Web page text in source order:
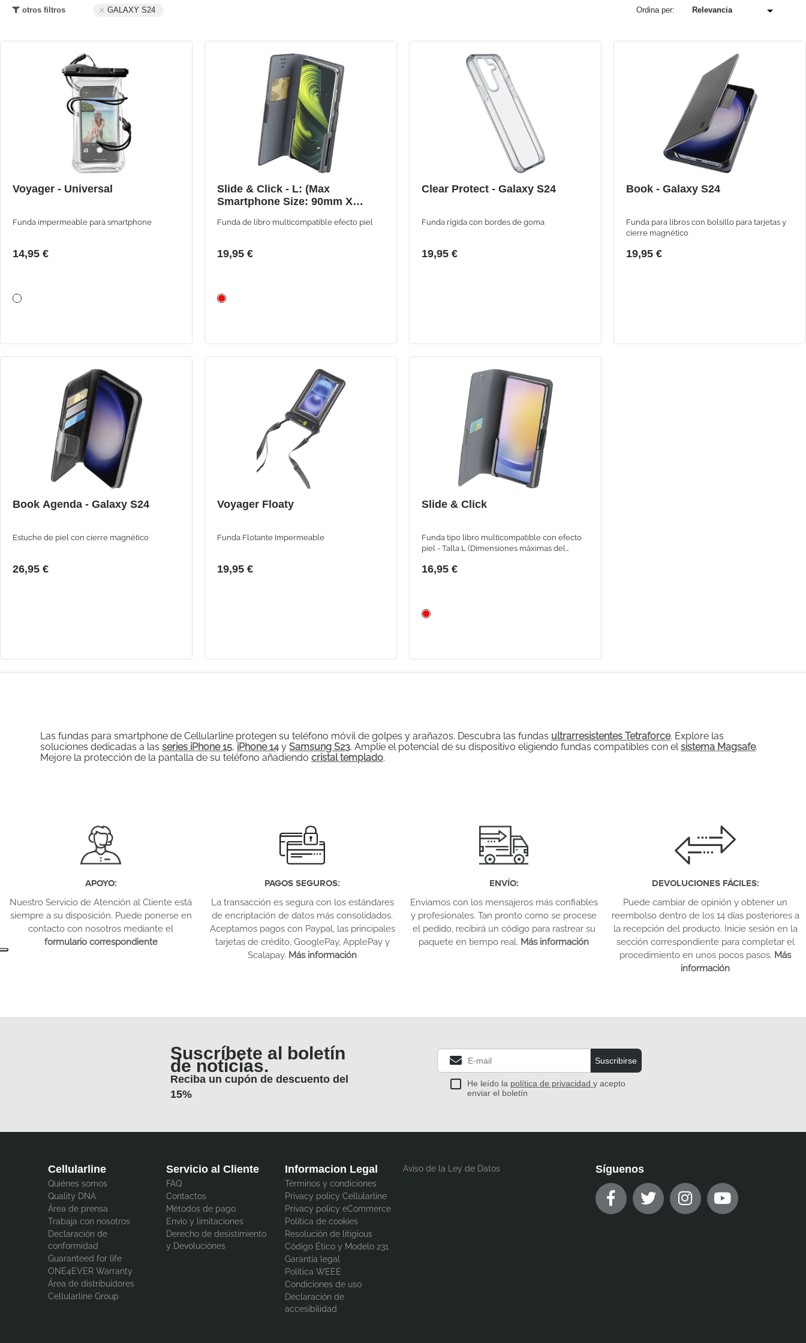
otros filtros GALAXY S24 Ordina per:
Voyager - Universal
Funda impermeable para smartphone
14,95 €
Slide & Click - L: (Max
Smartphone Size: 90mm X
Funda de libro multicompatible efecto piel
19,95 €
Clear Protect - Galaxy S24
Funda rígida con bordes de goma
19,95 €
Book - Galaxy S24
Funda para libros con bolsillo para tarjetas y
cierre magnético
19,95 €
Book Agenda - Galaxy S24
Estuche de piel con cierre magnético
26,95 €
Voyager Floaty
Funda Flotante Impermeable
19,95 €
Slide & Click
Funda tipo libro multicompatible con efecto
piel - Talla L (Dimensiones máximas del
16,95 €
Las fundas para smartphone de Cellularline protegen su teléfono móvil de golpes y arañazos. Descubra las fundas ultrarresistentes Tetraforce. Explore las
soluciones dedicadas a lasseries iPhone 15, iPhone 14 ySamsung S23. Amplíe el potencial de su dispositivo eligiendo fundas compatibles con elsistema Magsafe.
Mejore la protección de la pantalla de su teléfono añadiendocristal templado.
APOYO:
Nuestro Servicio de Atención al Cliente está
siempre a su disposición. Puede ponerse en
contacto con nosotros mediante el
formulario correspondiente
PAGOS SEGUROS:
La transacción es segura con los estándares
de encriptación de datos más consolidados.
Aceptamos pagos con Paypal, las principales
tarjetas de crédito, GooglePay, ApplePay y
Scalapay. Más información
ENVÍO:
Enviamos con los mensajeros más confiables
y profesionales. Tan pronto como se procese
el pedido, recibirá un código para rastrear su
paquete en tiempo real. Más información
DEVOLUCIONES FÁCILES:
Puede cambiar de opinión y obtener un
reembolso dentro de los 14 días posteriores a
la recepción del producto. Inicie sesión en la
sección correspondiente para completar el
procedimiento en unos pocos pasos. Más
información
Suscríbete al boletín
de noticias.
Reciba un cupón de descuento del
15%
Suscribirse
He leído la política de privacidad y acepto
enviar el boletín
Cellularline
Quiénes somos
Quality DNA
Área de prensa
Trabaja con nosotros
Declaración de
conformidad
Guaranteed for life
ONE4EVER Warranty
Área de distribuidores
Cellularline Group
Servicio al Cliente
FAQ
Contactos
Métodos de pago
Envío y limitaciones
Derecho de desistimiento
y Devoluciónes
Informacion Legal
Términos y condiciones
Privacy policy Cellularline
Privacy policy eCommerce
Política de cookies
Resolución de litigious
Código Ético y Modelo 231
Garantía legal
Política WEEE
Condiciones de uso
Declaración de
accesibilidad
Aviso de la Ley de Datos Síguenos